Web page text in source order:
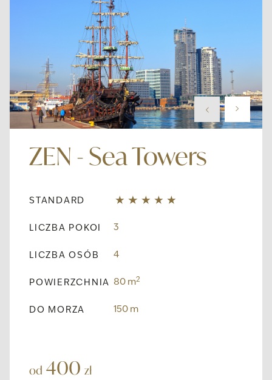
ZEN - Sea Towers
STANDARD
LICZBA POKOI 3
LICZBA OSÓB 4
POWIERZCHNIA 80 m2
DO MORZA 150 m
od 400 zł